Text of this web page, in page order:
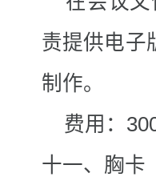
责提供电子
制作。
费用：
十一、胸卡